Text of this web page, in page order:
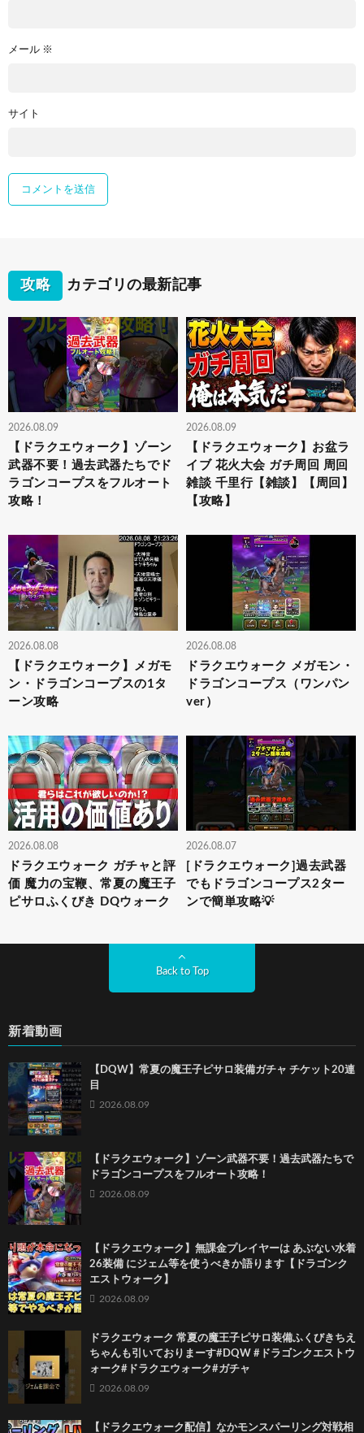
メール ※
サイト
攻略 カテゴリの最新記事
2026.08.09
【ドラクエウォーク】ゾーン
武器不要！過去武器たちでド
ラゴンコープスをフルオート
攻略！
2026.08.09
【ドラクエウォーク】お盆ラ
イブ 花火大会 ガチ周回 周回
雑談 千里行【雑談】【周回】
【攻略】
2026.08.08
【ドラクエウォーク】メガモ
ン・ドラゴンコープスの1タ
ーン攻略
2026.08.08
ドラクエウォーク メガモン・
ドラゴンコープス（ワンパン
ver）
2026.08.08
ドラクエウォーク ガチャと評
価 魔力の宝鞭、常夏の魔王子
ピサロふくびき DQウォーク
2026.08.07
[ドラクエウォーク]過去武器
でもドラゴンコープス2ター
ンで簡単攻略💡
Back to Top
新着動画
【DQW】常夏の魔王子ピサロ装備ガチャ チケット20連
目
2026.08.09
【ドラクエウォーク】ゾーン武器不要！過去武器たちで
ドラゴンコープスをフルオート攻略！
2026.08.09
【ドラクエウォーク】無課金プレイヤーは あぶない水着
26装備 にジェム等を使うべきか語ります【ドラゴンク
エストウォーク】
2026.08.09
ドラクエウォーク 常夏の魔王子ピサロ装備ふくびきちえ
ちゃんも引いておりまーす#DQW #ドラゴンクエストウ
ォーク#ドラクエウォーク#ガチャ
2026.08.09
【ドラクエウォーク配信】なかモンスパーリング対戦相